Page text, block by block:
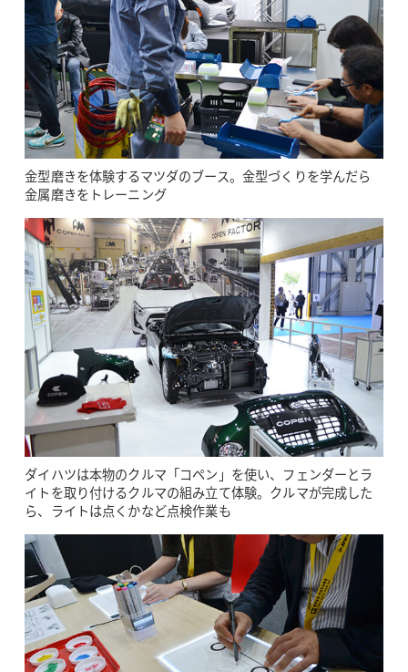
金型磨きを体験するマツダのブース。金型づくりを学んだら
金属磨きをトレーニング
ダイハツは本物のクルマ「コペン」を使い、フェンダーとラ
イトを取り付けるクルマの組み立て体験。クルマが完成した
ら、ライトは点くかなど点検作業も